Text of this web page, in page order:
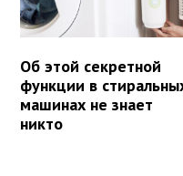
Об этой секретной
функции в
машинах не знает
никто